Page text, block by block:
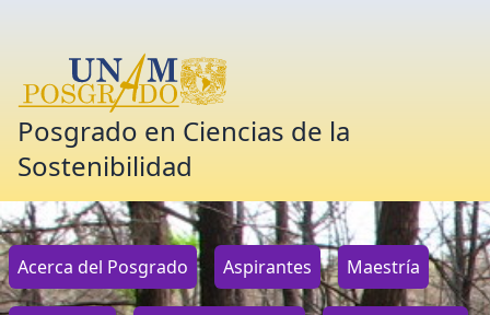
Posgrado en Ciencias de la
Sostenibilidad
Acerca del Posgrado Aspirantes Maestría